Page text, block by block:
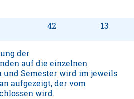
42 13
der
auf die einzelnen
und Semester wird im jeweils
aufgezeigt, der vom
wird.